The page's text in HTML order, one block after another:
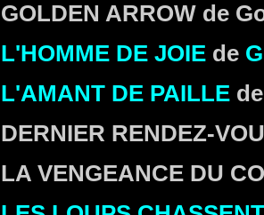
GOLDEN ARROW de
L'HOMME DE JOIE de
L'AMANT DE PAILLE
DERNIER RENDEZ-
LA VENGEANCE DU